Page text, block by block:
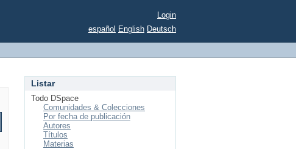
Login
español English Deutsch
Listar
Todo DSpace
Comunidades & Colecciones
Por fecha de publicación
Autores
Títulos
Materias